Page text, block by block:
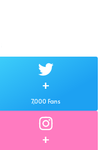
+
7,000 Fans
+